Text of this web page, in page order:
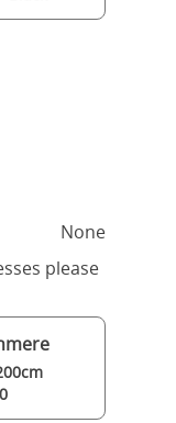
Juno mattress
None
please